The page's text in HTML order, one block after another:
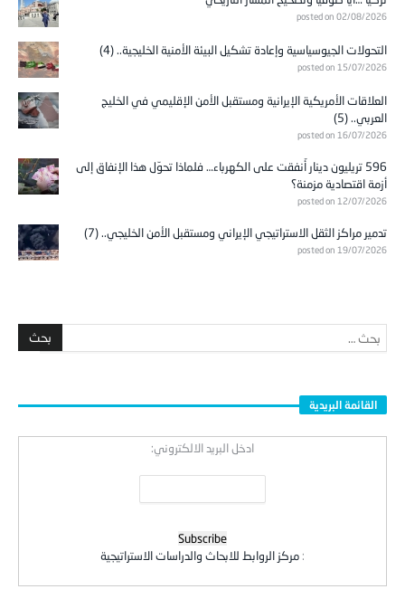
posted on 02/08/2026
التحولات الجيوسياسية وإعادة تشكيل البيئة الأمنية الخليجية.. (4)
posted on 15/07/2026
العلاقات الأمريكية الإيرانية ومستقبل الأمن الإقليمي في الخليج
العربي.. (5)
posted on 16/07/2026
596 تريليون دينار أُنفقت على الكهرباء… فلماذا تحوّل هذا الإنفاق إلى
أزمة اقتصادية مزمنة؟
posted on 12/07/2026
تدمير مراكز الثقل الاستراتيجي الإيراني ومستقبل الأمن الخليجي.. (7)
posted on 19/07/2026
القائمة البريدية
ادخل البريد الالكتروني:
: مركز الروابط للابحاث والدراسات الاستراتيجية